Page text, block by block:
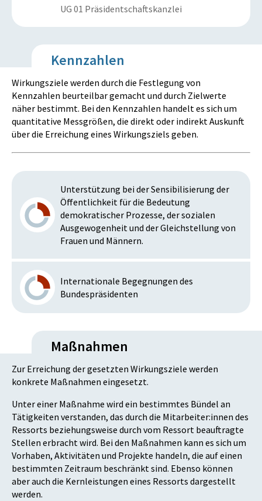
UG 01 Präsidentschaftskanzlei
Kennzahlen
Wirkungsziele werden durch die Festlegung von
Kennzahlen beurteilbar gemacht und durch Zielwerte
näher bestimmt. Bei den Kennzahlen handelt es sich um
quantitative Messgrößen, die direkt oder indirekt Auskunft
über die Erreichung eines Wirkungsziels geben.
Unterstützung bei der Sensibilisierung der
Öffentlichkeit für die Bedeutung
demokratischer Prozesse, der sozialen
Ausgewogenheit und der Gleichstellung von
Frauen und Männern.
Internationale Begegnungen des
Bundespräsidenten
Maßnahmen
Zur Erreichung der gesetzten Wirkungsziele werden
konkrete Maßnahmen eingesetzt.
Unter einer Maßnahme wird ein bestimmtes Bündel an
Tätigkeiten verstanden, das durch die Mitarbeiter:innen des
Ressorts beziehungsweise durch vom Ressort beauftragte
Stellen erbracht wird. Bei den Maßnahmen kann es sich um
Vorhaben, Aktivitäten und Projekte handeln, die auf einen
bestimmten Zeitraum beschränkt sind. Ebenso können
aber auch die Kernleistungen eines Ressorts dargestellt
werden.